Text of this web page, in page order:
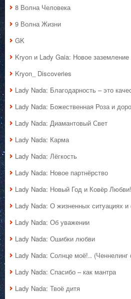
8 Волна Человека
9 Волна Жизни
GK
Kryon и Lady Gaia: Новое заземление
Kryon_ Discoveries
Lady Nada: Благодарность – это
Lady Nada: Божественная Роза и
Lady Nada: Диамантовый Свет
Lady Nada: Карма
Lady Nada: Лёгкость
Lady Nada: Новое партнёрство
Lady Nada: Новый Год и Ковёр Любви!
Lady Nada: О жизненных ситуациях
Lady Nada: Об уважении
Lady Nada: Ошибки любви
Lady Nada: Солнце моё!.. (Ченнелинг
Lady Nada: Спасибо – как мантра
Lady Nada: Твоё дитя